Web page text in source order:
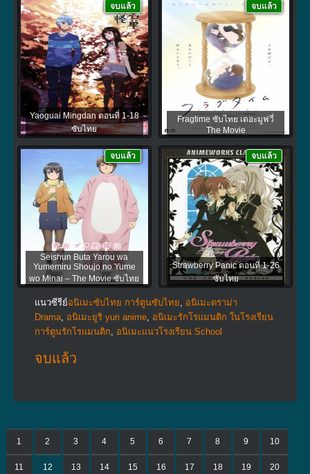
Yaoguai Mingdan ตอนที่ 1-18
ซับไทย
จบแล้ว
Fragtime ซับไทย เดอะมูฟวี่
The Movie
จบแล้ว
Seishun Buta Yarou wa
Yumemiru Shoujo no Yume
wo Minai – The Movie ซับไทย
จบแล้ว
Strawberry Panic ตอนที่ 1-26
ซับไทย
จบแล้ว
แนวซีรีย์อนิเมะซับไทย การ์ตูนซับไทย, อนิเมะดราม่า
Drama, อนิเมะยูริ yuri anime, อนิเมะรักโรแมนติก ในโรงเรียน
การ์ตูนรักโรแมนติก, อนิเมะแนวโรงเรียน School
จบแล้ว
1 2 3 4 5 6 7 8 9 10
11 12 13 14 15 16 17 18 19 20